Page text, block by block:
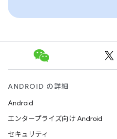
ANDROID の詳細
Android
エンタープライズ向け Android
セキュリティ